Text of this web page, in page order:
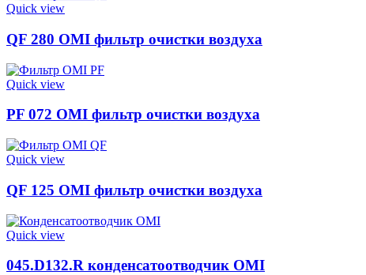
Quick view
QF 280 OMI фильтр очистки воздуха
Quick view
PF 072 OMI фильтр очистки воздуха
Quick view
QF 125 OMI фильтр очистки воздуха
Quick view
045.D132.R конденсатоотводчик OMI